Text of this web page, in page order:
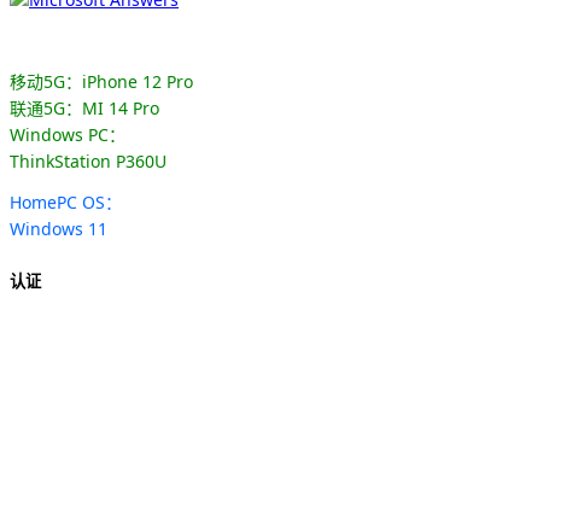
移动5G：iPhone 12 Pro
联通5G：MI 14 Pro
Windows PC：
ThinkStation P360U
HomePC OS：
Windows 11
认证